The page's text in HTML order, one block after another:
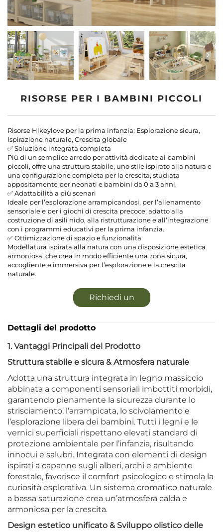
Blog
RISORSE PER I BAMBINI PICCOLI
Risorse Hikeylove per la prima infanzia: Esplorazione sicura,
Ispirazione naturale, Crescita globale
✅ Soluzione integrata completa
Più di un semplice arredo per attività dedicate ai bambini
piccoli, offre una struttura stabile, uno stile ispirato alla natura e
una configurazione completa per la crescita, studiata
appositamente per neonati e bambini da 0 a 3 anni.
✅ Adattabilità a più scenari
Ideale per l’esplorazione arrampicandosi, per l’allenamento
sensoriale e per i giochi di crescita precoce; adatto alla
costruzione di asili nido, alla ristrutturazione e all’integrazione
con i programmi educativi per la prima infanzia.
✅ Ottimizzazione di spazio e funzionalità
Modellatura ispirata alla natura con una disposizione estetica
armoniosa, che crea in modo efficiente una zona sicura,
accogliente e immersiva per l’esplorazione e la crescita
naturale.
Richiedi un
Dettagli del prodotto
1. Vantaggi Principali del Prodotto
Struttura stabile e sicura & Atmosfera naturale
Adotta una struttura integrata in legno massiccio
abbinata a componenti sensoriali imbottiti morbidi,
garantendo pienamente la sicurezza durante lo
strisciamento, l’arrampicata, lo scivolamento e
l’esplorazione libera dei bambini. Tutti i legni e le
vernici superficiali rispettano elevati standard di
protezione ambientale per l’infanzia, risultando
innocui e salubri. Integrata con elementi di design
ispirati a capanne sugli alberi, archi e ambiente
forestale, favorisce il comfort psicologico e stimola la
curiosità esplorativa. Un sistema cromatico naturale
a bassa saturazione crea un’atmosfera calda e
armoniosa per la crescita.
Design estetico unificato & Sviluppo olistico delle